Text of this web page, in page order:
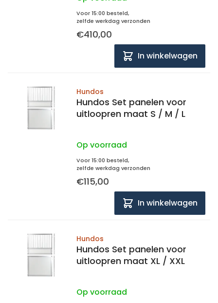
Voor 15:00 besteld,
zelfde werkdag verzonden
€410,00
In winkelwagen
Hundos
Hundos Set panelen voor
uitloopren maat S / M / L
Op voorraad
Voor 15:00 besteld,
zelfde werkdag verzonden
€115,00
In winkelwagen
Hundos
Hundos Set panelen voor
uitloopren maat XL / XXL
Op voorraad